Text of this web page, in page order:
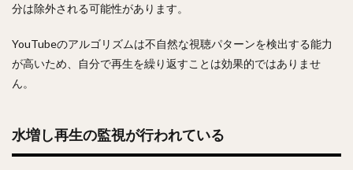
分は除外される可能性があります。
YouTubeのアルゴリズムは不自然な視聴パターンを検出する能力
が高いため、自分で再生を繰り返すことは効果的ではありませ
ん。
水増し再生の監視が行われている